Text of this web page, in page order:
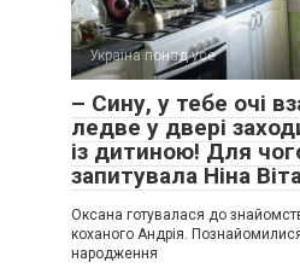
Україна понад усе
– Сину, у тебе очі
ледве у двері
із дитиною! Для
запитувала Ніна
Оксана готувалася до
коханого Андрія.
народження